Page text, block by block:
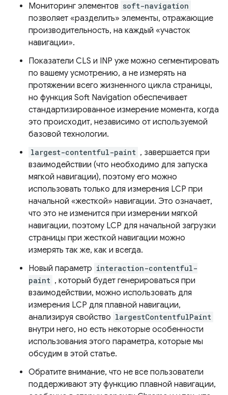
Мониторинг элементов soft-navigation
позволяет «разделить» элементы, отражающие
производительность, на каждый «участок
навигации».
Показатели CLS и INP уже можно сегментировать
по вашему усмотрению, а не измерять на
протяжении всего жизненного цикла страницы,
но функция Soft Navigation обеспечивает
стандартизированное измерение момента, когда
это происходит, независимо от используемой
базовой технологии.
largest-contentful-paint , завершается при
взаимодействии (что необходимо для запуска
мягкой навигации), поэтому его можно
использовать только для измерения LCP при
начальной «жесткой» навигации. Это означает,
что это не изменится при измерении мягкой
навигации, поэтому LCP для начальной загрузки
страницы при жесткой навигации можно
измерять так же, как и всегда.
Новый параметр interaction-contentful-
paint , который будет генерироваться при
взаимодействии, можно использовать для
измерения LCP для плавной навигации,
анализируя свойство largestContentfulPaint
внутри него, но есть некоторые особенности
использования этого параметра, которые мы
обсудим в этой статье.
Обратите внимание, что не все пользователи
поддерживают эту функцию плавной навигации,